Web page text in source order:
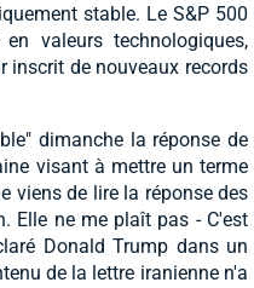
stable. Le S&P 500
valeurs technologiques,
inscrit de nouveaux records
dimanche la réponse de
visant à mettre un terme
viens de lire la réponse des
Elle ne me plaît pas - C'est
Donald Trump dans un
de la lettre iranienne n'a